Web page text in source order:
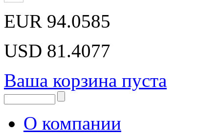
EUR 94.0585
USD 81.4077
Ваша корзина пуста
О компании